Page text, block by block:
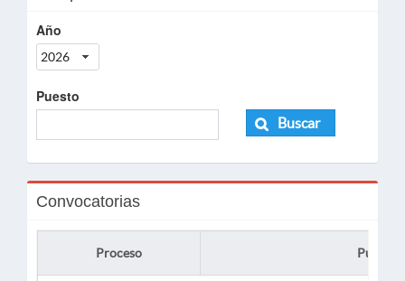
Año
2026
Puesto
Buscar
Convocatorias
Proceso Puesto